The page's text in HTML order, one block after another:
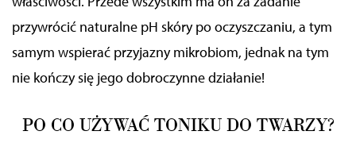
przywrócić naturalne pH skóry po oczyszczaniu, a tym
samym wspierać przyjazny mikrobiom, jednak na tym
nie kończy się jego dobroczynne działanie!
PO CO UŻYWAĆ TONIKU DO TWARZY?